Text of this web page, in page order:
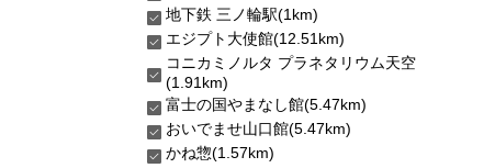
地下鉄 三ノ輪駅(1km)
エジプト大使館(12.51km)
コニカミノルタ プラネタリウム天空
(1.91km)
富士の国やまなし館(5.47km)
おいでませ山口館(5.47km)
かね惣(1.57km)